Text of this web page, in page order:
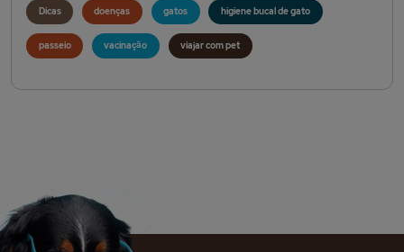
Dicas doenças gatos higiene bucal de gato
passeio vacinação viajar com pet